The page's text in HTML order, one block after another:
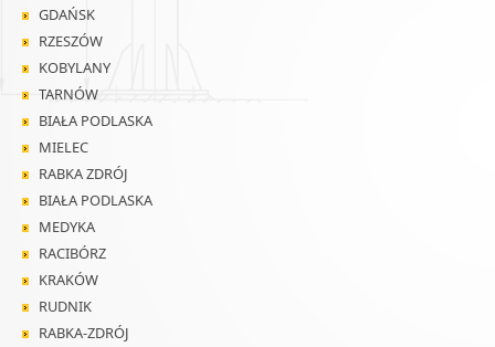
GDAŃSK
RZESZÓW
KOBYLANY
TARNÓW
BIAŁA PODLASKA
MIELEC
RABKA ZDRÓJ
BIAŁA PODLASKA
MEDYKA
RACIBÓRZ
KRAKÓW
RUDNIK
RABKA-ZDRÓJ